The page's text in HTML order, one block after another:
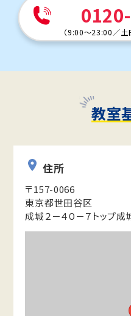
（9:00～23:00 ／土
教室
住所
〒157-0066
東京都世田谷区
成城２－４０－７トップ成